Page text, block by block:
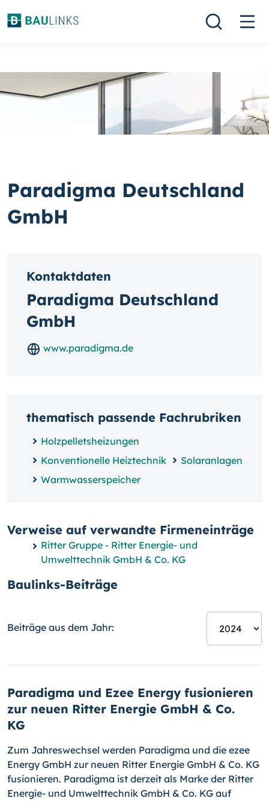
Paradigma Deutschland
GmbH
Kontaktdaten
Paradigma Deutschland
GmbH
www.paradigma.de
thematisch passende Fachrubriken
Holzpelletsheizungen
Konventionelle Heiztechnik
Solaranlagen
Warmwasserspeicher
Verweise auf verwandte Firmeneinträge
Ritter Gruppe - Ritter Energie- und
Umwelttechnik GmbH & Co. KG
Baulinks-Beiträge
Beiträge aus dem Jahr:
Paradigma und Ezee Energy fusionieren
zur neuen Ritter Energie GmbH & Co.
KG
Zum Jahreswechsel werden Paradigma und die ezee
Energy GmbH zur neuen Ritter Energie GmbH & Co. KG
fusionieren. Paradigma ist derzeit als Marke der Ritter
Energie- und Umwelttechnik GmbH & Co. KG auf